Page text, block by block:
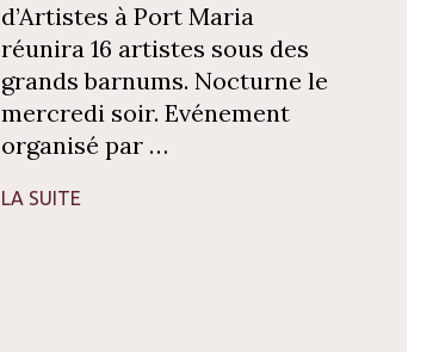
d’Artistes à Port Maria
réunira 16 artistes sous des
grands barnums. Nocturne le
mercredi soir. Evénement
organisé par …
LA SUITE